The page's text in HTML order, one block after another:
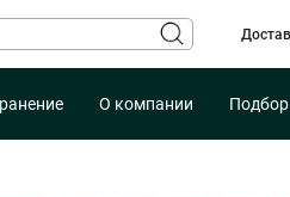
О компании